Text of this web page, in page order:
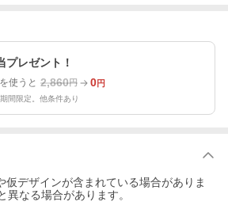
プレゼント！
使うと 2,860円 0円
間限定。他条件あり
デザインが含まれている場合がありま
異なる場合があります。